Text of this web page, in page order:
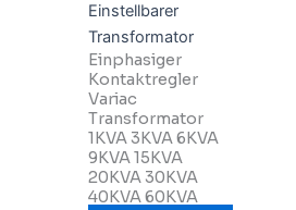
Einstellbarer
Transformator
Einphasiger
Kontaktregler
Variac
Transformator
1KVA 3KVA 6KVA
9KVA 15KVA
20KVA 30KVA
40KVA 60KVA